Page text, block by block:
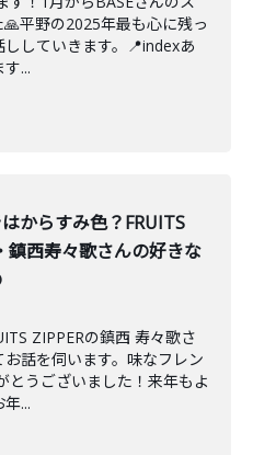
平野の2025年最も心に残っ
していきます。📍indexあ
...
からすみ色？FRUITS
鎮西寿々歌さんの好きな
ZIPPERの鎮西 寿々歌さ
話を伺います。味なフレン
とうございました！来年もよ
...